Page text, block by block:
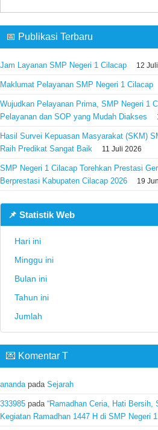
untuk:
📅 Publikasi Terbaru
Jam Layanan SMP Negeri 1 Cilacap 12
Maklumat Pelayanan SMP Negeri 1 Cilacap
Wujudkan Pelayanan Prima, SMP Negeri 1
Pelayanan dan SOP yang Mudah Diakses
Hasil Survei Kepuasan Masyarakat (SKM)
Raih Predikat Sangat Baik
11 Juli 2026
SMP Negeri 1 Cilacap Torehkan Prestasi
Berprestasi Kabupaten Cilacap 2026
19
📌 Statistik Web
Hari ini
Minggu ini
Bulan ini
Tahun ini
Jumlah
💌 Komentar T
ananda pada Sejarah
333985 pada “Ramadhan Ceria, Hati Bersih,
Kegiatan Ramadhan 1447 H di SMP Negeri